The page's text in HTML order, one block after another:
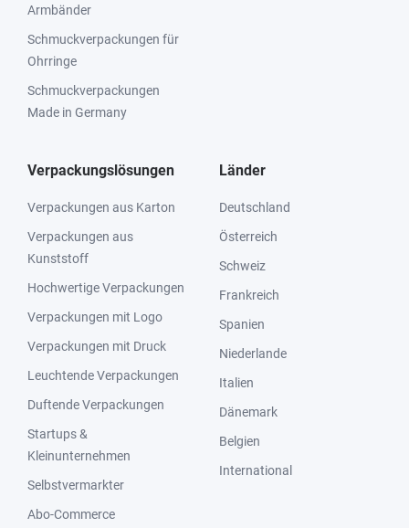
Armbänder
Schmuckverpackungen für
Ohrringe
Schmuckverpackungen
Made in Germany
Verpackungslösungen
Verpackungen aus Karton
Verpackungen aus
Kunststoff
Hochwertige Verpackungen
Verpackungen mit Logo
Verpackungen mit Druck
Leuchtende Verpackungen
Duftende Verpackungen
Startups &
Kleinunternehmen
Selbstvermarkter
Abo-Commerce
Länder
Deutschland
Österreich
Schweiz
Frankreich
Spanien
Niederlande
Italien
Dänemark
Belgien
International